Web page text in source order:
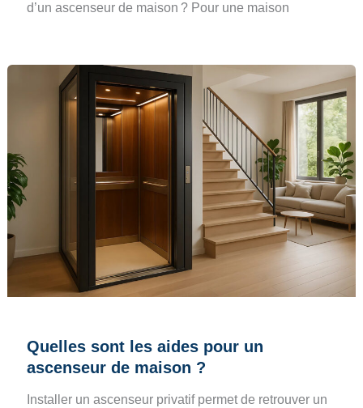
d’un ascenseur de maison ? Pour une maison
Quelles sont les aides pour un
ascenseur de maison ?
Installer un ascenseur privatif permet de retrouver un